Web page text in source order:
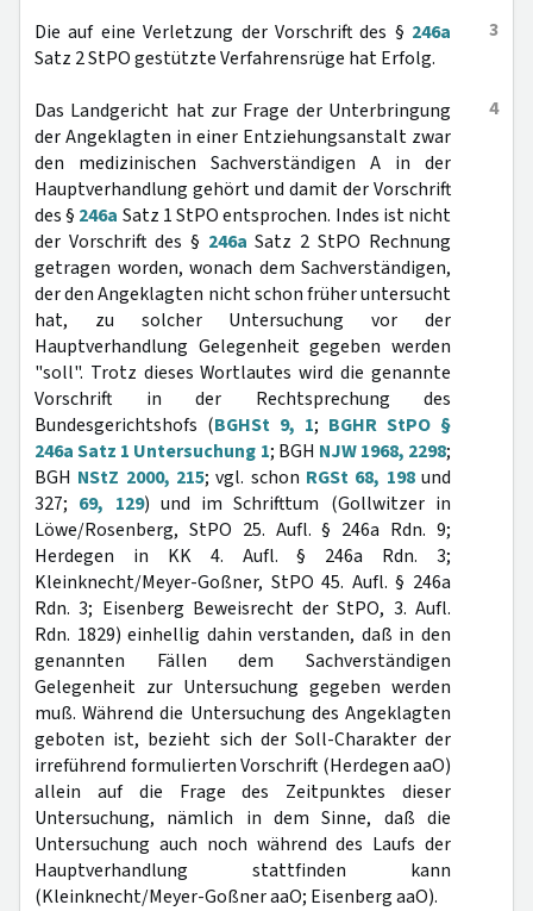
3
Die auf eine Verletzung der Vorschrift des § 246a
Satz 2 StPO gestützte Verfahrensrüge hat Erfolg.
4
Das Landgericht hat zur Frage der Unterbringung
der Angeklagten in einer Entziehungsanstalt zwar
den medizinischen Sachverständigen A in der
Hauptverhandlung gehört und damit der Vorschrift
des § 246a Satz 1 StPO entsprochen. Indes ist nicht
der Vorschrift des § 246a Satz 2 StPO Rechnung
getragen worden, wonach dem Sachverständigen,
der den Angeklagten nicht schon früher untersucht
hat, zu solcher Untersuchung vor der
Hauptverhandlung Gelegenheit gegeben werden
"soll". Trotz dieses Wortlautes wird die genannte
Vorschrift in der Rechtsprechung des
Bundesgerichtshofs (BGHSt 9, 1; BGHR StPO §
246a Satz 1 Untersuchung 1; BGH NJW 1968, 2298;
BGH NStZ 2000, 215; vgl. schon RGSt 68, 198und
327; 69, 129) und im Schrifttum (Gollwitzer in
Löwe/Rosenberg, StPO 25. Aufl. § 246a Rdn. 9;
Herdegen in KK 4. Aufl. § 246a Rdn. 3;
Kleinknecht/Meyer-Goßner, StPO 45. Aufl. § 246a
Rdn. 3; Eisenberg Beweisrecht der StPO, 3. Aufl.
Rdn. 1829) einhellig dahin verstanden, daß in den
genannten Fällen dem Sachverständigen
Gelegenheit zur Untersuchung gegeben werden
muß. Während die Untersuchung des Angeklagten
geboten ist, bezieht sich der Soll-Charakter der
irreführend formulierten Vorschrift (Herdegen aaO)
allein auf die Frage des Zeitpunktes dieser
Untersuchung, nämlich in dem Sinne, daß die
Untersuchung auch noch während des Laufs der
Hauptverhandlung stattfinden kann
(Kleinknecht/Meyer-Goßner aaO; Eisenberg aaO).